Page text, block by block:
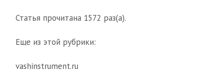
Статья прочитана 1572 раз(a).
Еще из этой рубрики:
vashinstrument.ru